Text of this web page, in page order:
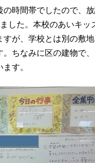
時間帯でしたので、
した。本校のあいキッ
すが、学校とは別の敷
。ちなみに区の建物で
す。